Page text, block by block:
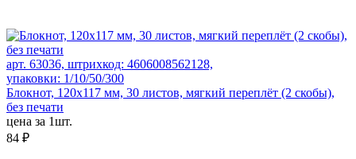
арт. 63036, штрихкод: 4606008562128,
упаковки: 1/10/50/300
Блокнот, 120х117 мм, 30 листов, мягкий переплёт (2 скобы),
без печати
цена за 1шт.
84 ₽